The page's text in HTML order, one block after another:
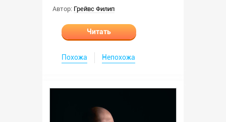
Автор: Грейвс Филип
Читать
Похожа Непохожа